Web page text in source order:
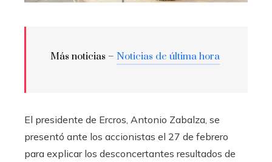
Más noticias – Noticias de última hora
El presidente de Ercros, Antonio Zabalza, se
presentó ante los accionistas el 27 de febrero
para explicar los desconcertantes resultados de